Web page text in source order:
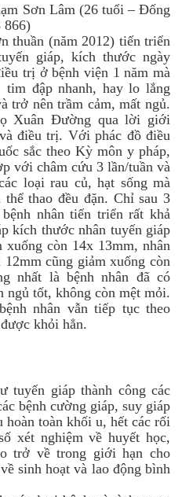
Sơn Lâm (26 tuổi – Đống
866)
thuần (năm 2012) tiến triển
giáp, kích thước ngày
trị ở bệnh viện 1 năm mà
đập nhanh, hay lo lắng
trở nên trầm cảm, mất ngủ.
Xuân Đường qua lời giới
điều trị. Với phác đồ điều
sắc theo Kỳ môn y pháp,
với châm cứu 3 lần/tuần và
loại rau củ, hạt sống mà
thao đều đặn. Chỉ sau 3
nhân tiến triển rất khả
kích thước nhân tuyến giáp
còn 14x 13mm, nhân
cũng giảm xuống còn
nhất là bệnh nhân đã có
ngủ tốt, không còn mệt mỏi.
nhân vẫn tiếp tục theo
khỏi hẳn.
tuyến giáp thành công các
bệnh cường giáp, suy giáp
toàn khối u, hết các rối
xét nghiệm về huyết học,
trở về trong giới hạn cho
sinh hoạt và lao động bình